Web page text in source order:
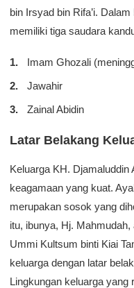
bin Irsyad bin Rifa’i.
memiliki tiga saudara
Imam Ghozali
Jawahir
Zainal Abidin
Latar Belakang
Keluarga KH.
keagamaan yang kuat.
merupakan sosok yang
itu, ibunya, Hj.
Ummi Kultsum binti Kiai
keluarga dengan latar
Lingkungan keluarga